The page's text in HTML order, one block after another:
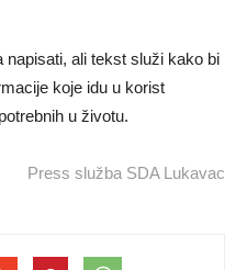
ali tekst služi kako bi
koje idu u korist
u životu.
Press služba SDA Lukavac